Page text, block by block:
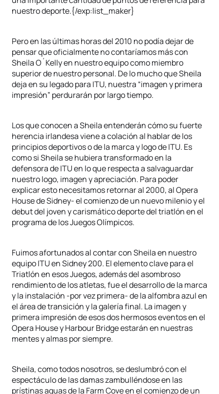
nuestro deporte.{/exp:list_maker}
Pero en las últimas horas del 2010 no podía dejar de
pensar que oficialmente no contaríamos más con
Sheila O´Kelly en nuestro equipo como miembro
superior de nuestro personal. De lo mucho que Sheila
deja en su legado para ITU, nuestra “imagen y primera
impresión” perdurarán por largo tiempo.
Los que conocen a Sheila entenderán cómo su fuerte
herencia irlandesa viene a colación al hablar de los
principios deportivos o de la marca y logo de ITU. Es
como si Sheila se hubiera transformado en la
defensora de ITU en lo que respecta a salvaguardar
nuestro logo, imagen y apreciación. Para poder
explicar esto necesitamos retornar al 2000, al Opera
House de Sidney- el comienzo de un nuevo milenio y el
debut del joven y carismático deporte del triatlón en el
programa de los Juegos Olímpicos.
Fuimos afortunados al contar con Sheila en nuestro
equipo ITU en Sidney 200. El elemento clave para el
Triatlón en esos Juegos, además del asombroso
rendimiento de los atletas, fue el desarrollo de la marca
y la instalación -por vez primera- de la alfombra azul en
el área de transición y la galería final. La imagen y
primera impresión de esos dos hermosos eventos en el
Opera House y Harbour Bridge estarán en nuestras
mentes y almas por siempre.
Sheila, como todos nosotros, se deslumbró con el
espectáculo de las damas zambulléndose en las
prístinas aguas de la Farm Cove en el comienzo de un